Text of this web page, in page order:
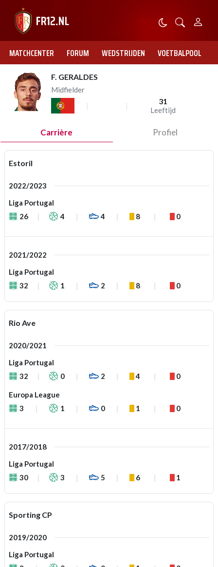
MATCHCENTER FORUM WEDSTRIJDEN VOETBALPOOL
F. GERALDES
Midfielder
31
Leeftijd
Carrière Profiel
Estoril
2022/2023
Liga Portugal
26
4 4 8 0
2021/2022
Liga Portugal
32
1 2 8 0
Rio Ave
2020/2021
Liga Portugal
32
0 2 4 0
Europa League
3
1 0 1 0
2017/2018
Liga Portugal
30
3 5 6 1
Sporting CP
2019/2020
Liga Portugal